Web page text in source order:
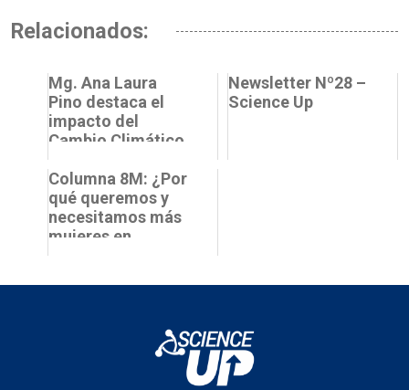
Relacionados:
Mg. Ana Laura
Pino destaca el
impacto del
Cambio Climático
papel como
defensoras del...
Newsletter Nº28 –
Science Up
Columna 8M: ¿Por
qué queremos y
necesitamos más
mujeres en